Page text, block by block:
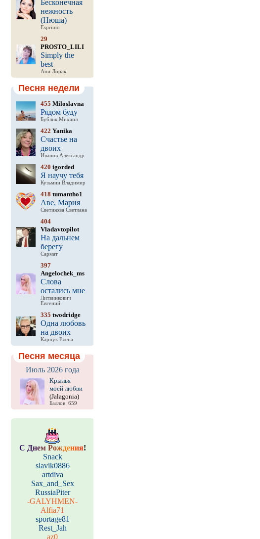
Бесконечная
нежность
(Нюша)
Esprimo
29
PROSTO_LILI
Simply the
best
Ани Лорак
Песня недели
455 Miloslavna
Рядом буду
Бублик Михаил
422 Yanika
Счастье на
двоих
Иванов Александр
420 igorded
Я научу тебя
Кузьмин Владимир
418 tumantho1
Аве, Мария
Светикова Светлана
404
Vladavtopilot
На дальнем
берегу
Сармат
397
Angelochek_ms
Слова
остались мне
Литвинкович
Евгений
335 twodridge
Одна любовь
на двоих
Карпук Елена
Песня месяца
Июль 2026 года
Крылья
моей любви
(Jalagonia)
Баллов: 659
С Днем Рождения!
Snack
slavik0886
artdiva
Sax_and_Sex
RussiaPiter
-GALYHMEN-
Alfia71
sportage81
Rest_Jah
az0